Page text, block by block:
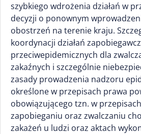
szybkiego wdrożenia działań w
decyzji o ponownym
obostrzeń na terenie kraju.
koordynacji działań
przeciwepidemicznych dla
zakaźnych i szczególnie
zasady prowadzenia nadzoru
określone w przepisach prawa
obowiązującego tzn. w
zapobieganiu oraz zwalczaniu
zakażeń u ludzi oraz aktach